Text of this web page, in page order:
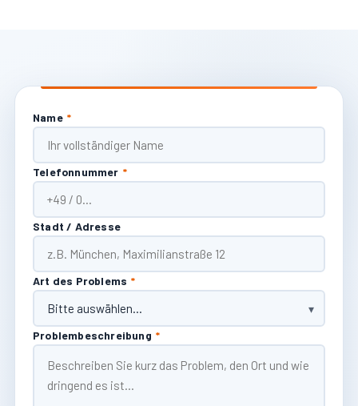
Name *
Telefonnummer *
Stadt / Adresse
Art des Problems *
Problembeschreibung *